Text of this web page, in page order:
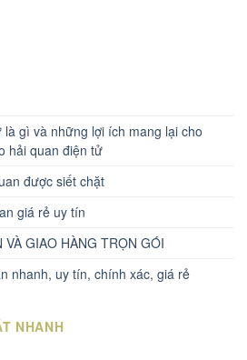
gì và những lợi ích mang lại cho
hải quan điện tử
được siết chặt
giá rẻ uy tín
VÀ GIAO HÀNG TRỌN GÓI
nhanh, uy tín, chính xác, giá rẻ
NHANH